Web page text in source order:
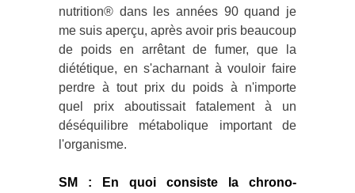
nutrition® dans les années 90 quand je
me suis aperçu, après avoir pris beaucoup
de poids en arrêtant de fumer, que la
diététique, en s'acharnant à vouloir faire
perdre à tout prix du poids à n'importe
quel prix aboutissait fatalement à un
déséquilibre métabolique important de
l'organisme.
SM : En quoi consiste la chrono-